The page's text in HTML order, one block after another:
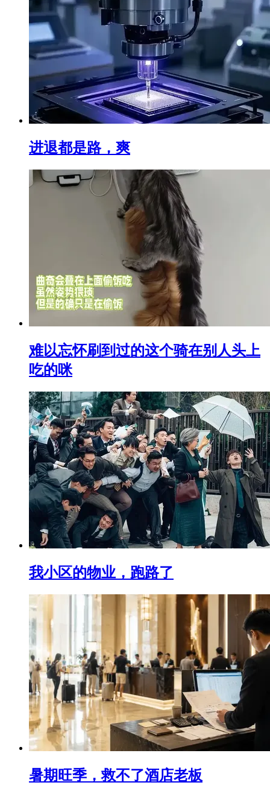
进退都是路，爽
难以忘怀刷到过的这个骑在别人头上
吃的咪
我小区的物业，跑路了
暑期旺季，救不了酒店老板